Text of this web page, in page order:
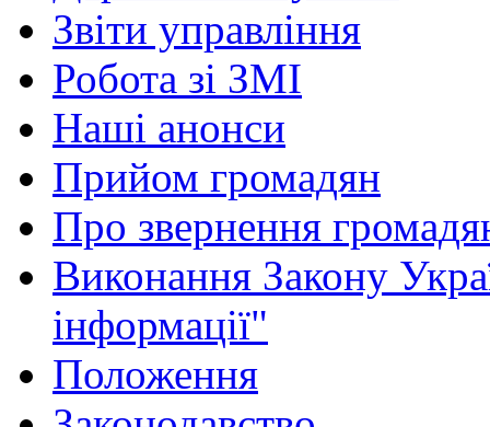
Звіти управління
Робота зі ЗМІ
Наші анонси
Прийом громадян
Про звернення
Виконання Закону
інформації"
Положення